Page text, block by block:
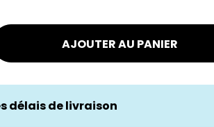
AJOUTER AU PANIER
délais de livraison